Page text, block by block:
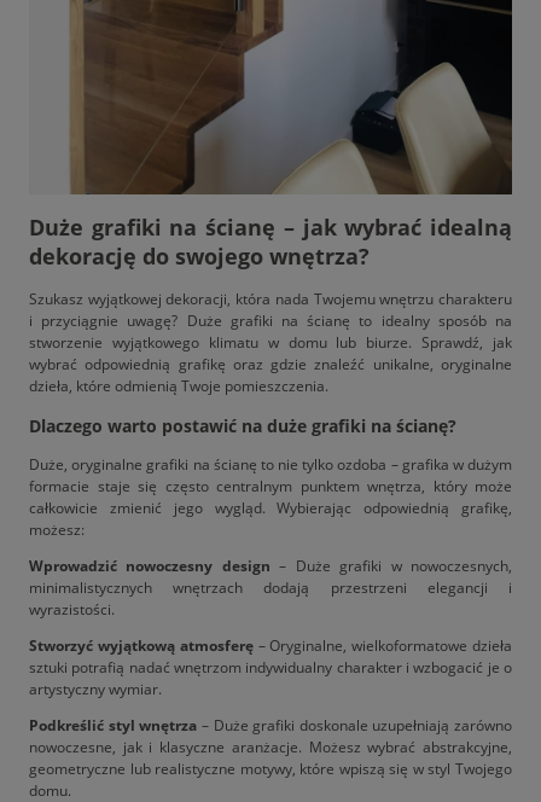
Duże grafiki na ścianę – jak wybrać idealną
dekorację do swojego wnętrza?
Szukasz wyjątkowej dekoracji, która nada Twojemu wnętrzu charakteru
i przyciągnie uwagę? Duże grafiki na ścianę to idealny sposób na
stworzenie wyjątkowego klimatu w domu lub biurze. Sprawdź, jak
wybrać odpowiednią grafikę oraz gdzie znaleźć unikalne, oryginalne
dzieła, które odmienią Twoje pomieszczenia.
Dlaczego warto postawić na duże grafiki na ścianę?
Duże, oryginalne grafiki na ścianę to nie tylko ozdoba – grafika w dużym
formacie staje się często centralnym punktem wnętrza, który może
całkowicie zmienić jego wygląd. Wybierając odpowiednią grafikę,
możesz:
Wprowadzić nowoczesny design – Duże grafiki w nowoczesnych,
minimalistycznych wnętrzach dodają przestrzeni elegancji i
wyrazistości.
Stworzyć wyjątkową atmosferę– Oryginalne, wielkoformatowe dzieła
sztuki potrafią nadać wnętrzom indywidualny charakter i wzbogacić je o
artystyczny wymiar.
Podkreślić styl wnętrza – Duże grafiki doskonale uzupełniają zarówno
nowoczesne, jak i klasyczne aranżacje. Możesz wybrać abstrakcyjne,
geometryczne lub realistyczne motywy, które wpiszą się w styl Twojego
domu.